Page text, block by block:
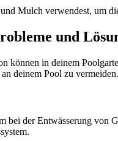
Mulch verwendest, um
und
können in deinem
deinem Pool zu vermeiden.
bei der Entwässerung